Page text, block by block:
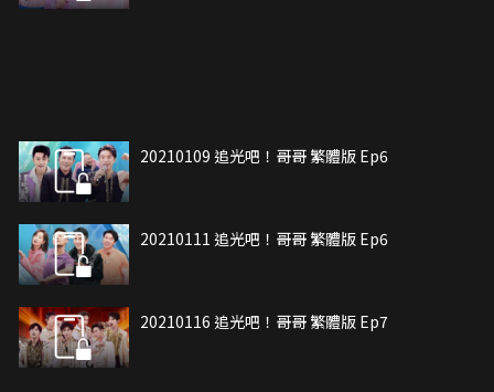
20210109 追光吧！哥哥 繁體版 Ep6
20210111 追光吧！哥哥 繁體版 Ep6
20210116 追光吧！哥哥 繁體版 Ep7